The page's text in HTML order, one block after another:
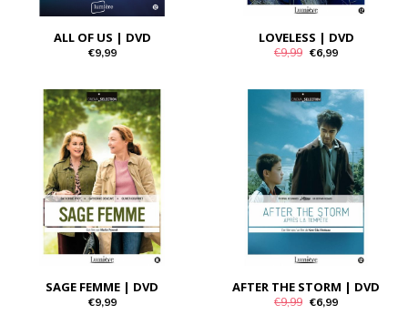
ALL OF US | DVD
€9,99
LOVELESS | DVD
€9,99 €6,99
SAGE FEMME | DVD
€9,99
AFTER THE STORM | DVD
€9,99 €6,99